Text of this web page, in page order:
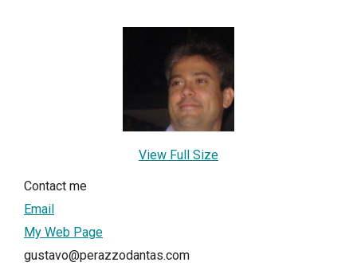
View Full Size
Contact me
Email
My Web Page
gustavo@perazzodantas.com